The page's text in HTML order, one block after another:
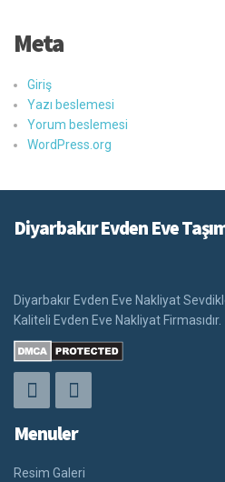
Meta
Giriş
Yazı beslemesi
Yorum beslemesi
WordPress.org
Diyarbakır Evden Eve
Diyarbakır Evden Eve Nakliyat
Kaliteli Evden Eve Nakliyat Firmasıdır.
Menuler
Resim Galeri